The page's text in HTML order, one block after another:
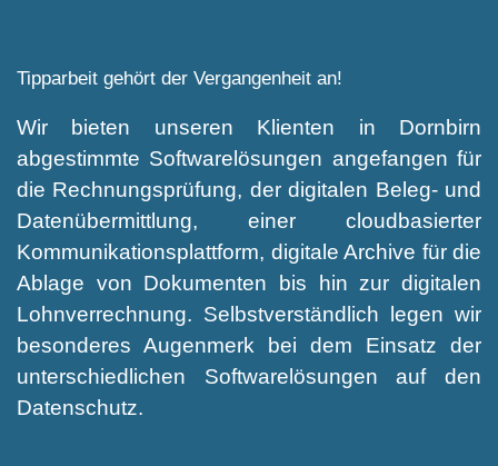
Tipparbeit gehört der Vergangenheit an!
Wir bieten unseren Klienten in Dornbirn
abgestimmte Softwarelösungen angefangen für
die Rechnungsprüfung, der digitalen Beleg- und
Datenübermittlung, einer cloudbasierter
Kommunikationsplattform, digitale Archive für die
Ablage von Dokumenten bis hin zur digitalen
Lohnverrechnung. Selbstverständlich legen wir
besonderes Augenmerk bei dem Einsatz der
unterschiedlichen Softwarelösungen auf den
Datenschutz.